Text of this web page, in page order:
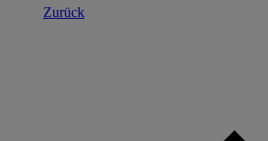
Zurück